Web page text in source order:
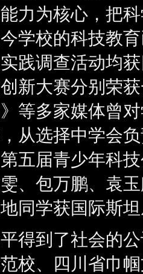
力为核心，把
学校的科技教
践调查活动均
新大赛分别荣
》等多家媒体曾
从选择中学会
五届青少年科
、包万鹏、袁
同学获国际斯
得到了社会的
校、四川省巾